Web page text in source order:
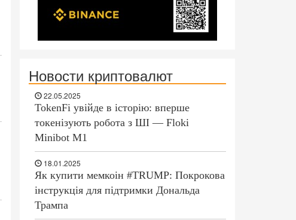
Новости криптовалют
22.05.2025
TokenFi увійде в історію: вперше
токенізують робота з ШІ — Floki
Minibot M1
18.01.2025
Як купити мемкоін #TRUMP: Покрокова
інструкція для підтримки Дональда
Трампа